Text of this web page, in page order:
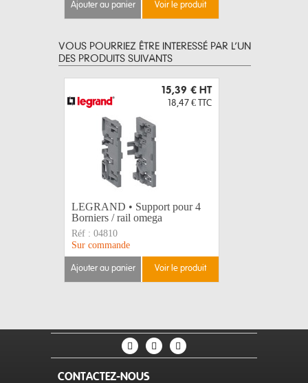
ajouter au panier voir le produit
VOUS POURRIEZ ÊTRE INTERESSÉ PAR L’UN
DES PRODUITS SUIVANTS
15,39 € HT
18,47 € TTC
LEGRAND • Support pour 4
Borniers / rail omega
Réf : 04810
Sur commande
ajouter au panier voir le produit
CONTACTEZ-NOUS